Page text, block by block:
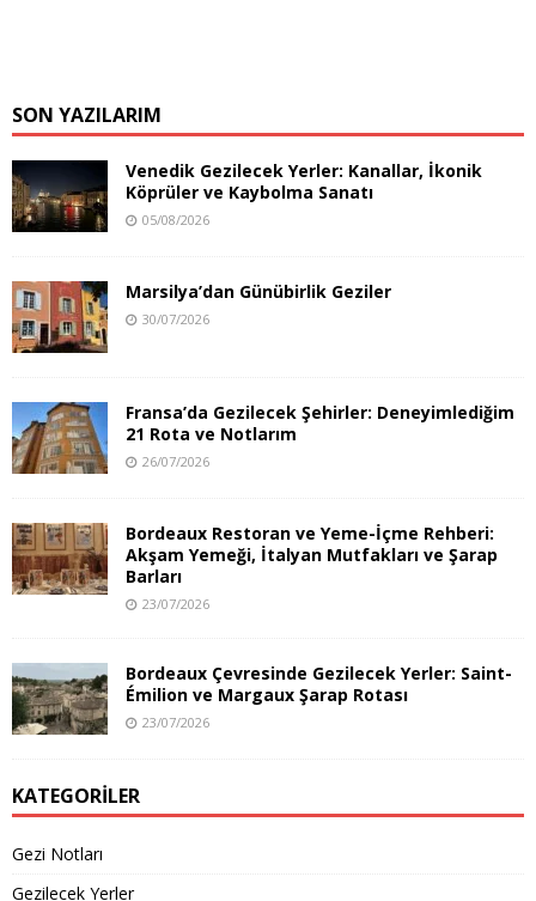
SON YAZILARIM
Venedik Gezilecek Yerler: Kanallar, İkonik
Köprüler ve Kaybolma Sanatı
05/08/2026
Marsilya’dan Günübirlik Geziler
30/07/2026
Fransa’da Gezilecek Şehirler: Deneyimlediğim
21 Rota ve Notlarım
26/07/2026
Bordeaux Restoran ve Yeme-İçme Rehberi:
Akşam Yemeği, İtalyan Mutfakları ve Şarap
Barları
23/07/2026
Bordeaux Çevresinde Gezilecek Yerler: Saint-
Émilion ve Margaux Şarap Rotası
23/07/2026
KATEGORILER
Gezi Notları
Gezilecek Yerler